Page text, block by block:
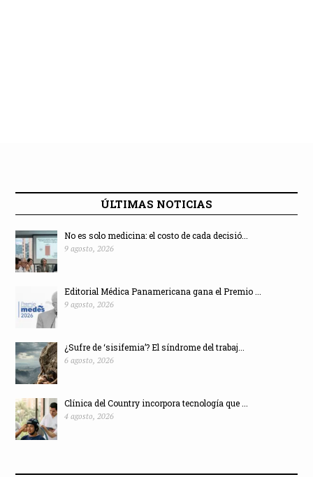
ÚLTIMAS NOTICIAS
No es solo medicina: el costo de cada decisió...
9 agosto, 2026
Editorial Médica Panamericana gana el Premio ...
9 agosto, 2026
¿Sufre de ‘sisifemia’? El síndrome del trabaj...
6 agosto, 2026
Clínica del Country incorpora tecnología que ...
4 agosto, 2026